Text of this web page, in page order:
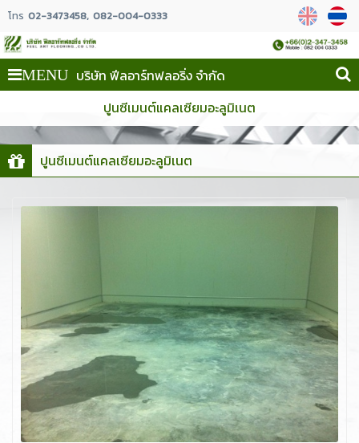
โทร 02-3473458 082-004-0333
MENU บริษัท ฟีลอาร์ทฟลอริ่ง จำกัด
ปูนซีเมนต์แคลเซียมอะลูมิเนต
ปูนซีเมนต์แคลเซียมอะลูมิเนต